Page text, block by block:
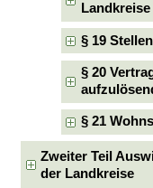
Landkreise
§ 19
§ 20
§ 21
Zweiter Teil
der Landkreise